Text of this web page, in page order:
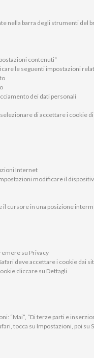
nella barra degli strumenti del
contenuti“
le seguenti impostazioni
dei dati personali
di accettare i cookie
Internet
modificare il
il cursore in una posizione
su Privacy
deve accettare i cookie dai
cliccare su Dettagli
“Mai”, “Di terze parti e
tocca su Impostazioni, poi su